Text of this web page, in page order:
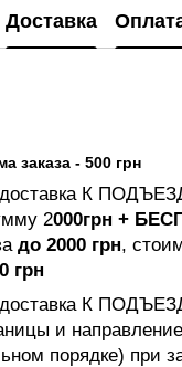
Доставка
заказа - 500 грн
доставка К
2000грн +
до 2000 грн,
грн
доставка К
и
порядке) при